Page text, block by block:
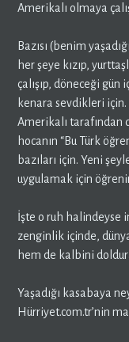
Amerikalı olmaya
Bazısı (benim
her şeye kızıp,
çalışıp, döneceği
kenara sevdikleri için.
Amerikalı tarafından
hocanın “Bu Türk
bazıları için. Yeni
uygulamak için
İşte o ruh halindeyse
zenginlik içinde,
hem de kalbini
Yaşadığı kasabaya
Hürriyet.com.tr’nin